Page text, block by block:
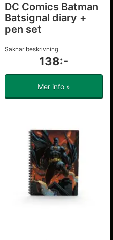
DC Comics Batman
Batsignal diary +
pen set
Saknar beskrivning
138:-
Mer info »